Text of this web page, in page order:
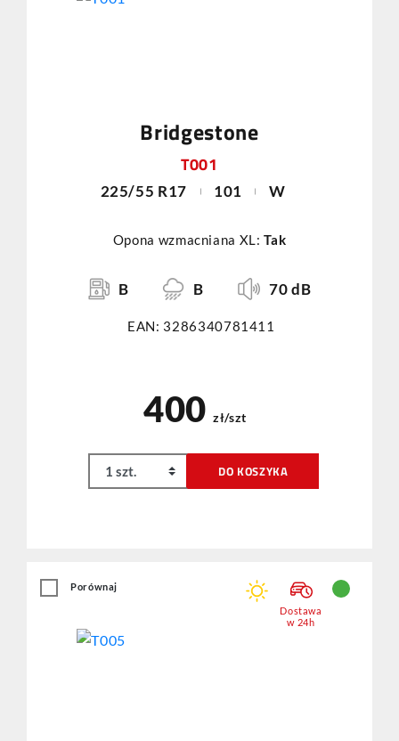
Bridgestone
T001
225/55 R17 101 W
Opona wzmacniana XL:Tak
B B 70 dB
EAN: 3286340781411
400 zł/szt
DO KOSZYKA
Porównaj
Dostawa
w 24h